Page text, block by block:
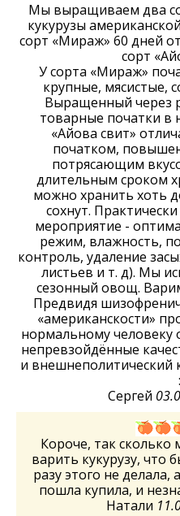
Мы выращиваем два
кукурузы
сорт «Мираж» 60 дней
сорт
У сорта «Мираж»
крупные, мясистые,
Выращенный через
товарные початки в
«Айова свит»
початком,
потрясающим
длительным сроком
можно хранить хоть
сохнут.
мероприятие -
режим, влажность,
контроль, удаление
листьев и т. д). Мы
сезонный овощ.
Предвидя
«американскости»
нормальному человеку
непревзойдённые
и
Сергей
Короче, так
варить кукурузу, что
разу этого не делала,
пошла купила, и
Натали